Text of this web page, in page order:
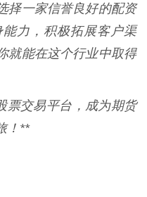
择一家信誉良好的配资
力，积极拓展客户渠
就能在这个行业中取得
票交易平台，成为期货
！**